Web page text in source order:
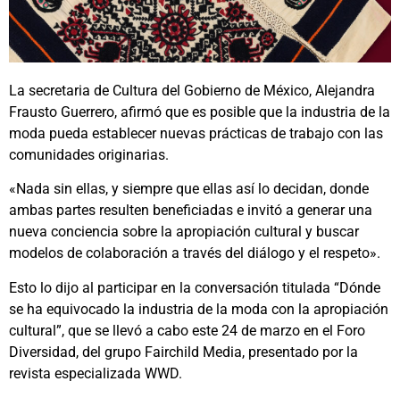
La secretaria de Cultura del Gobierno de México, Alejandra
Frausto Guerrero, afirmó que es posible que la industria de la
moda pueda establecer nuevas prácticas de trabajo con las
comunidades originarias.
«Nada sin ellas, y siempre que ellas así lo decidan, donde
ambas partes resulten beneficiadas e invitó a generar una
nueva conciencia sobre la apropiación cultural y buscar
modelos de colaboración a través del diálogo y el respeto».
Esto lo dijo al participar en la conversación titulada “Dónde
se ha equivocado la industria de la moda con la apropiación
cultural”, que se llevó a cabo este 24 de marzo en el Foro
Diversidad, del grupo Fairchild Media, presentado por la
revista especializada WWD.